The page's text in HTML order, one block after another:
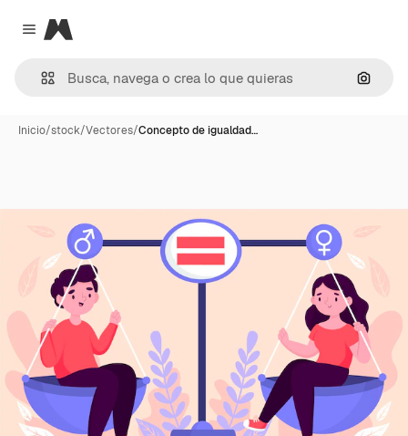
Close menu
Magnific
Inicio/stock/Vectores/Concepto de igualdad…